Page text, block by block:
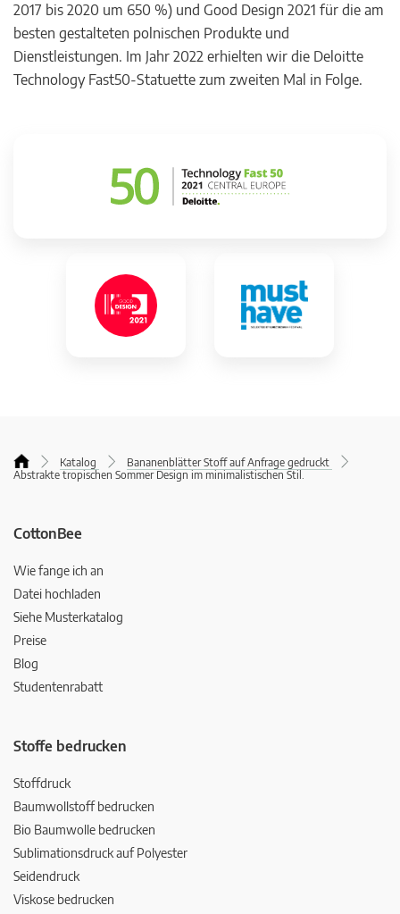
2017 bis 2020 um 650 %) und Good Design 2021 für die am
besten gestalteten polnischen Produkte und
Dienstleistungen. Im Jahr 2022 erhielten wir die Deloitte
Technology Fast50-Statuette zum zweiten Mal in Folge.
Katalog
Bananenblätter Stoff auf Anfrage gedruckt
Abstrakte tropischen Sommer Design im minimalistischen Stil.
CottonBee
Wie fange ich an
Datei hochladen
Siehe Musterkatalog
Preise
Blog
Studentenrabatt
Stoffe bedrucken
Stoffdruck
Baumwollstoff bedrucken
Bio Baumwolle bedrucken
Sublimationsdruck auf Polyester
Seidendruck
Viskose bedrucken